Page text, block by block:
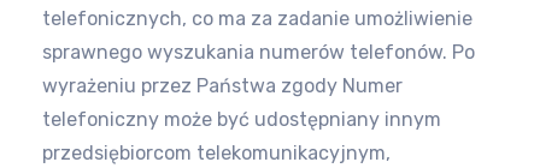
telefonicznych, co ma za zadanie umożliwienie
sprawnego wyszukania numerów telefonów. Po
wyrażeniu przez Państwa zgody Numer
telefoniczny może być udostępniany innym
przedsiębiorcom telekomunikacyjnym,